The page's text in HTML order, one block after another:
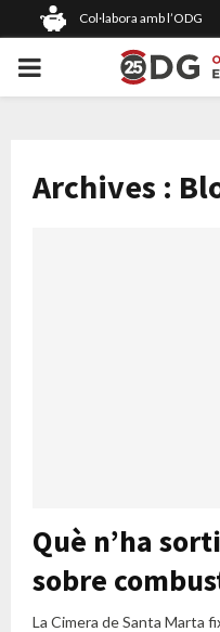
Col·labora amb l’ODG
PRIMARY
Archives :
Què n’ha
sobre
La Cimera de Santa Marta